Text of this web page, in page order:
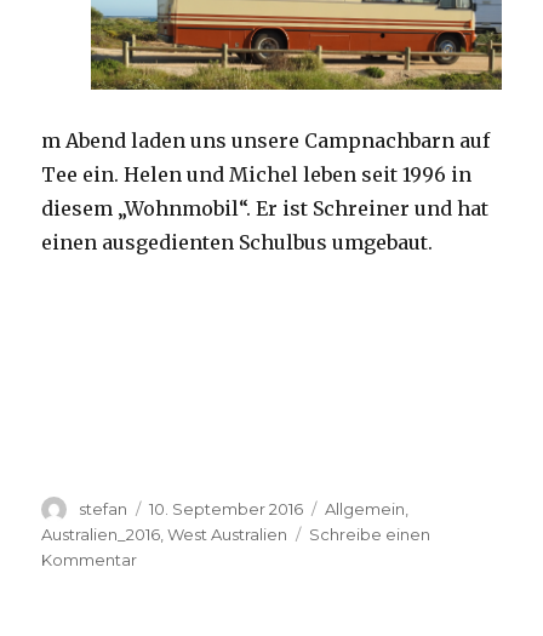
m Abend laden uns unsere Campnachbarn auf
Tee ein. Helen und Michel leben seit 1996 in
diesem „Wohnmobil“. Er ist Schreiner und hat
einen ausgedienten Schulbus umgebaut.
Autor
stefan
Veröffentlicht
am
10. September 2016 Kategorien
Allgemein
Australien_2016 ,West Australien
Schreibe einen
Kommentarzu